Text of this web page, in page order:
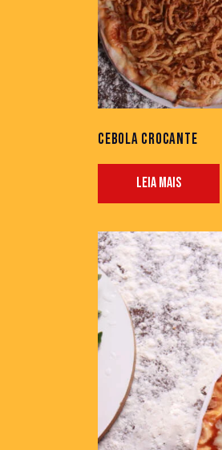
CEBOLA CROCANTE
LEIA MAIS